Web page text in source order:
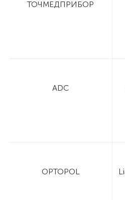
ТОЧМЕДПРИБОР
ADC
OPTOPOL